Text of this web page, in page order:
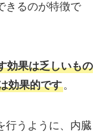
きるのが特徴で
効果は乏しいもの
効果的です。
行うように、内臓